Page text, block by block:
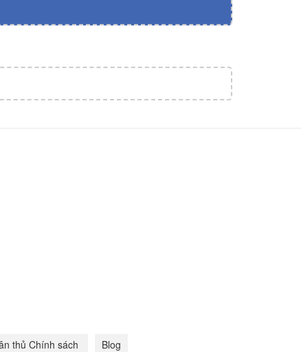
thủ Chính sách Blog